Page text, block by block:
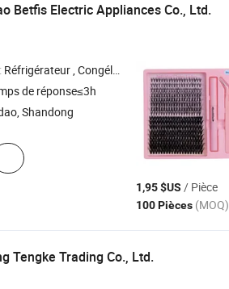
Betfis Electric Appliances Co., Ltd.
Réfrigérateur , Congélateur , Vitrine à glace , Congélateur en îlot , Réfrigérateur à boissons commercial
de réponse≤3h
Shandong
1,95 $US / Pièce
100 Pièces (MOQ)
Tengke Trading Co., Ltd.